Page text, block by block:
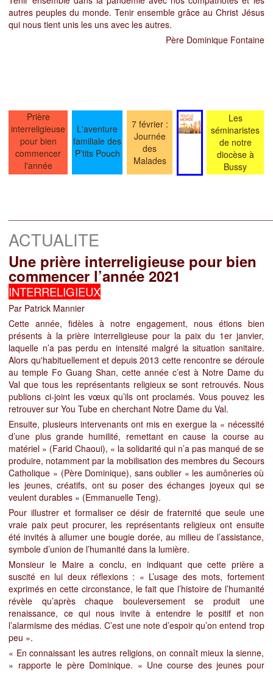
autres peuples du monde. Tenir ensemble grâce au Christ Jésus
qui nous tient unis les uns avec les autres.
Père Dominique Fontaine
Prière
interreligieuse
pour bien
commencer
l'année
L'aventure
familiale des
P’tits Pouch
7 février :
Journée
des
Malades
Les
séminaristes
de notre
diocèse à
Bussy
ACTUALITE
Une prière interreligieuse pour bien
commencer l’année 2021
INTERRELIGIEUX
Par Patrick Mannier
Cette année, fidèles à notre engagement, nous étions bien
présents à la prière interreligieuse pour la paix du 1er janvier,
laquelle n’a pas perdu en intensité malgré la situation sanitaire.
Alors qu'habituellement et depuis 2013 cette rencontre se déroule
au temple Fo Guang Shan, cette année c’est à Notre Dame du
Val que tous les représentants religieux se sont retrouvés. Nous
publions ci-joint les vœux qu’ils ont proclamés. Vous pouvez les
retrouver sur You Tube en cherchant Notre Dame du Val.
Ensuite, plusieurs intervenants ont mis en exergue la « nécessité
d’une plus grande humilité, remettant en cause la course au
matériel » (Farid Chaoui), « la solidarité qui n’a pas manqué de se
produire, notamment par la mobilisation des membres du Secours
Catholique » (Père Dominique), sans oublier « les aumôneries où
les jeunes, créatifs, ont su poser des échanges joyeux qui se
veulent durables » (Emmanuelle Teng).
Pour illustrer et formaliser ce désir de fraternité que seule une
vraie paix peut procurer, les représentants religieux ont ensuite
été invités à allumer une bougie dorée, au milieu de l’assistance,
symbole d’union de l’humanité dans la lumière.
Monsieur le Maire a conclu, en indiquant que cette prière a
suscité en lui deux réflexions : « L’usage des mots, fortement
exprimés en cette circonstance, le fait que l’histoire de l’humanité
révèle qu’après chaque bouleversement se produit une
renaissance, ce qui nous invite à entendre le positif et non
l’alarmisme des médias. C’est une note d’espoir qu’on entend trop
peu ».
« En connaissant les autres religions, on connaît mieux la sienne,
» rapporte le père Dominique. « Une course des jeunes pour